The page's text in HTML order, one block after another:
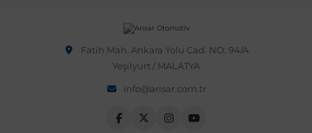
Fatih Mah. Ankara Yolu Cad. NO: 94/A
Yeşilyurt / MALATYA
info@arisar.com.tr